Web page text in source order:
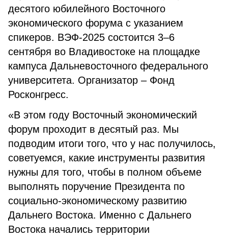
десятого юбилейного Восточного
экономического форума с указанием
спикеров. ВЭФ-2025 состоится 3–6
сентября во Владивостоке на площадке
кампуса Дальневосточного федерального
университета. Организатор – Фонд
Росконгресс.
«В этом году Восточный экономический
форум проходит в десятый раз. Мы
подводим итоги того, что у нас получилось,
советуемся, какие инструменты развития
нужны для того, чтобы в полном объеме
выполнять поручение Президента по
социально-экономическому развитию
Дальнего Востока. Именно с Дальнего
Востока начались территории